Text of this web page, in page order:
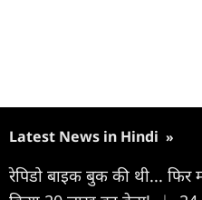
Latest News in Hindi »
रेपिडो बाइक बुक की थी...